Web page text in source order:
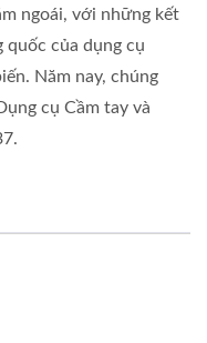
ngoái, với những kết
quốc của dụng cụ
Năm nay, chúng
cụ Cầm tay và